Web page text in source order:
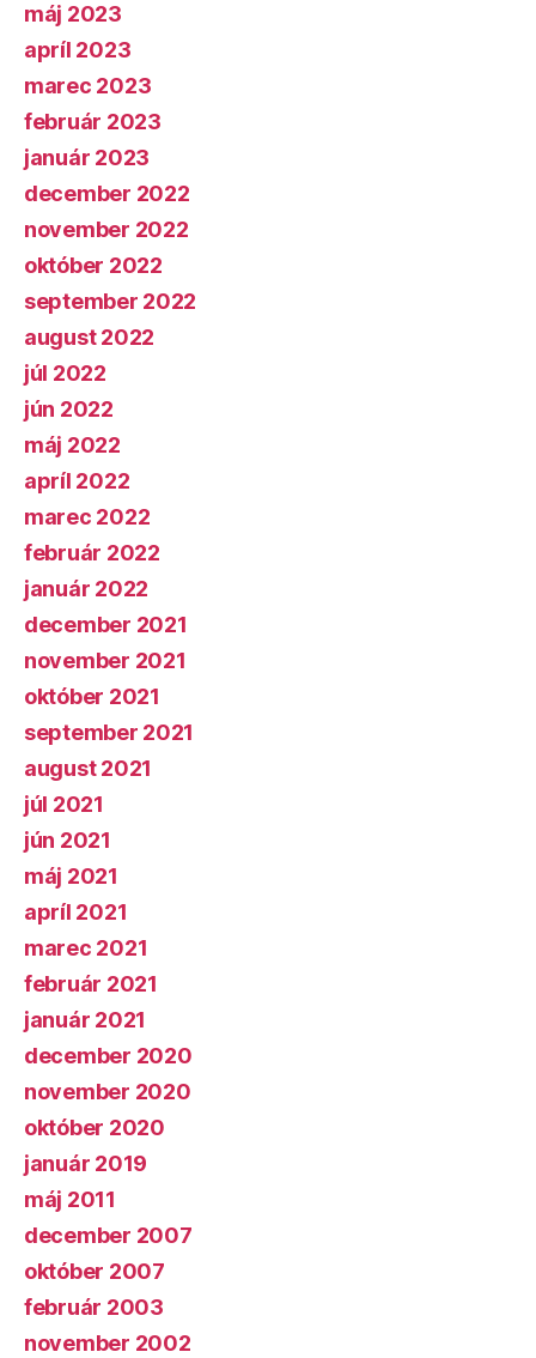
máj 2023
apríl 2023
marec 2023
február 2023
január 2023
december 2022
november 2022
október 2022
september 2022
august 2022
júl 2022
jún 2022
máj 2022
apríl 2022
marec 2022
február 2022
január 2022
december 2021
november 2021
október 2021
september 2021
august 2021
júl 2021
jún 2021
máj 2021
apríl 2021
marec 2021
február 2021
január 2021
december 2020
november 2020
október 2020
január 2019
máj 2011
december 2007
október 2007
február 2003
november 2002